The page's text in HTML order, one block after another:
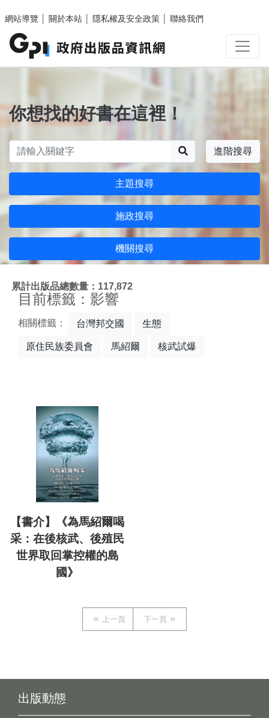
網站導覽
關於本站 隱私權及安全政策 聯絡我們
你想找的好書在這裡！
進階搜尋
主題搜尋
施政搜尋
機關搜尋
累計出版品總數量：117,872
目前標籤：影響
相關標籤： 台灣邦交國 生態
原住民族委員會 馬紹爾 核武試爆
【書介】《為馬紹爾喝
采：在後核武、後殖民
世界取回掌控權的島
國》
上一頁 下一頁
出版動態